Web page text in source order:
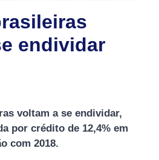
endividar
voltam a se endividar,
por crédito de 12,4% em
com 2018.